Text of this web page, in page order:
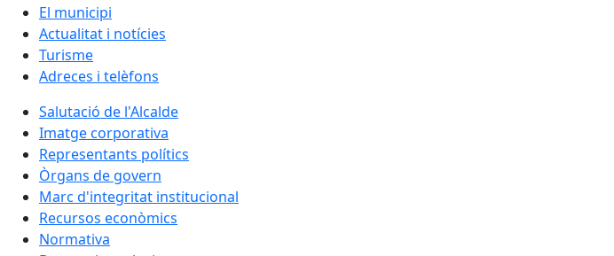
El municipi
Actualitat i notícies
Turisme
Adreces i telèfons
Salutació de l'Alcalde
Imatge corporativa
Representants polítics
Òrgans de govern
Marc d'integritat institucional
Recursos econòmics
Normativa